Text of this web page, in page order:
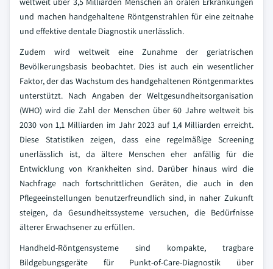
und machen handgehaltene Röntgenstrahlen für eine zeitnahe
und effektive dentale Diagnostik unerlässlich.
Zudem wird weltweit eine Zunahme der geriatrischen
Bevölkerungsbasis beobachtet. Dies ist auch ein wesentlicher
Faktor, der das Wachstum des handgehaltenen Röntgenmarktes
unterstützt. Nach Angaben der Weltgesundheitsorganisation
(WHO) wird die Zahl der Menschen über 60 Jahre weltweit bis
2030 von 1,1 Milliarden im Jahr 2023 auf 1,4 Milliarden erreicht.
Diese Statistiken zeigen, dass eine regelmäßige Screening
unerlässlich ist, da ältere Menschen eher anfällig für die
Entwicklung von Krankheiten sind. Darüber hinaus wird die
Nachfrage nach fortschrittlichen Geräten, die auch in den
Pflegeeinstellungen benutzerfreundlich sind, in naher Zukunft
steigen, da Gesundheitssysteme versuchen, die Bedürfnisse
älterer Erwachsener zu erfüllen.
Handheld-Röntgensysteme sind kompakte, tragbare
Bildgebungsgeräte für Punkt-of-Care-Diagnostik über